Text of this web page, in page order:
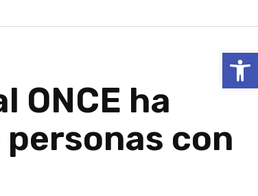
Abrir
ONCE ha
con